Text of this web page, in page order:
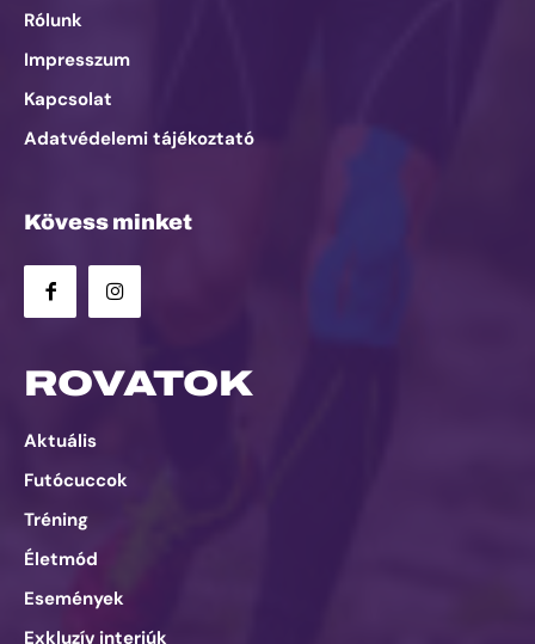
Rólunk
Impresszum
Kapcsolat
Adatvédelemi tájékoztató
Kövess minket
ROVATOK
Aktuális
Futócuccok
Tréning
Életmód
Események
Exkluzív interjúk